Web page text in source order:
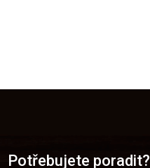
Potřebujete poradit?